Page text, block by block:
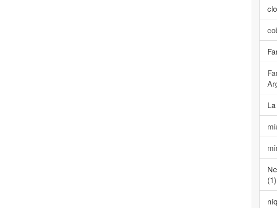
(1)